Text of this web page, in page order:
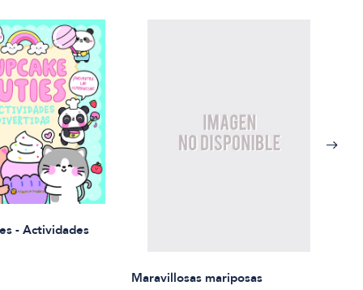
- Actividades
Maravillosas mariposas